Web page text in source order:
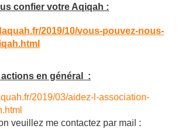
confier votre Aqiqah :
2019/10/vous-pouvez-nous-
en général :
2019/03/aidez-l-association-
veuillez me contactez par mail :